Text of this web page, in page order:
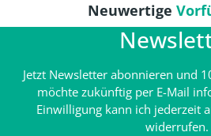
Neuwertige
Jetzt Newsletter abonnieren und
möchte zukünftig per E-Mail
Einwilligung kann ich jederzeit
widerrufen.